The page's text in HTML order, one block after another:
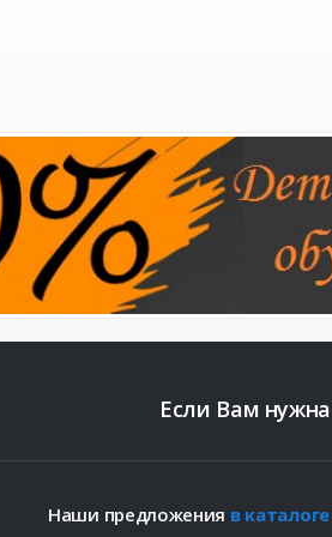
Если Вам
Наши предложения в каталоге